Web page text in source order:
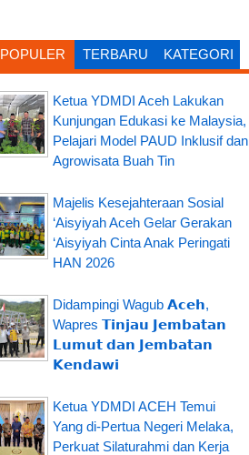
POPULER TERBARU KATEGORI
Ketua YDMDI Aceh Lakukan
Kunjungan Edukasi ke Malaysia,
Pelajari Model PAUD Inklusif dan
Agrowisata Buah Tin
Majelis Kesejahteraan Sosial
‘Aisyiyah Aceh Gelar Gerakan
‘Aisyiyah Cinta Anak Peringati
HAN 2026
Didampingi Wagub 𝗔𝗰𝗲𝗵,
Wapres 𝗧𝗶𝗻𝗷𝗮𝘂 𝗝𝗲𝗺𝗯𝗮𝘁𝗮𝗻
𝗟𝘂𝗺𝘂𝘁 𝗱𝗮𝗻 𝗝𝗲𝗺𝗯𝗮𝘁𝗮𝗻
𝗞𝗲𝗻𝗱𝗮𝘄𝗶
Ketua YDMDI ACEH Temui
Yang di-Pertua Negeri Melaka,
Perkuat Silaturahmi dan Kerja